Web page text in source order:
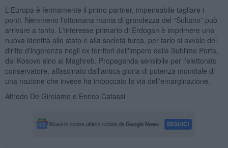
L'Europa è fermamente il primo partner, impensabile tagliare i
ponti. Nemmeno l'ottomana mania di grandezza del “Sultano” può
arrivare a tanto. L'interesse primario di Erdogan è imprimere una
nuova identità allo stato e alla società turca, per farlo si avvale del
diritto d'ingerenza negli ex territori dell'impero della Sublime Porta,
dal Kosovo sino al Maghreb. Propaganda sensibile per l'elettorato
conservatore, affascinato dall'antica gloria di potenza mondiale di
una nazione che invece ha imboccato la via dell'emarginazione.
Alfredo De Girolamo e Enrico Catassi